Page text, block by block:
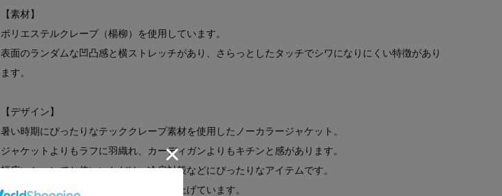
【素材】
ポリエステルクレープ（楊柳）を使用しています。
表面のランダムな凹凸感と横ストレッチがあり、さらっとしたタッチでシワになりにくい特徴があり
ます。
【デザイン】
暑い時期にぴったりなテッククレープ素材を使用したノーカラージャケット。
ジャケットよりもラフに羽織れ、カーディガンよりもキチンと感があります。
幅広いシーンでお使いいただけ、冷房対策などにぴったりなアイテムです。
ゆったりとしたボックスシルエットに仕上げています。